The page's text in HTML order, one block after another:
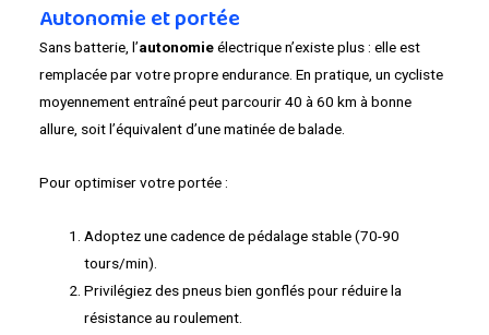
Autonomie et portée
Sans batterie, l’autonomieélectrique n’existe plus : elle est
remplacée par votre propre endurance. En pratique, un cycliste
moyennement entraîné peut parcourir 40 à 60 km à bonne
allure, soit l’équivalent d’une matinée de balade.
Pour optimiser votre portée :
Adoptez une cadence de pédalage stable (70-90
tours/min).
Privilégiez des pneus bien gonflés pour réduire la
résistance au roulement.